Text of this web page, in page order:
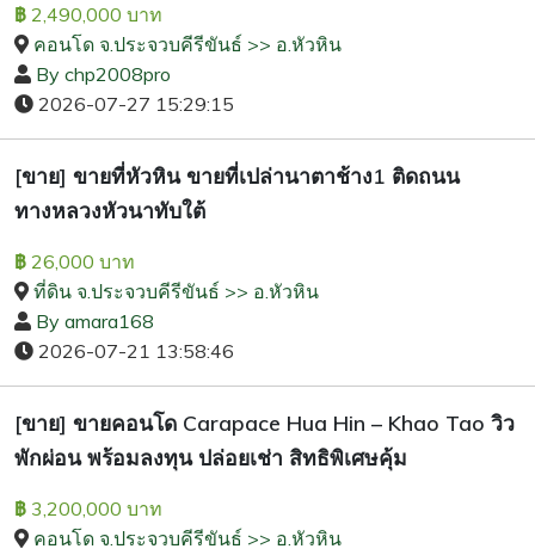
฿ 2,490,000 บาท
คอนโด จ.ประจวบคีรีขันธ์ >> อ.หัวหิน
By chp2008pro
2026-07-27 15:29:15
[ขาย] ขายที่หัวหิน ขายที่เปล่านาตาช้าง1 ติดถนน
ทางหลวงหัวนาทับใต้
฿ 26,000 บาท
ที่ดิน จ.ประจวบคีรีขันธ์ >> อ.หัวหิน
By amara168
2026-07-21 13:58:46
[ขาย] ขายคอนโด Carapace Hua Hin – Khao Tao วิว
พักผ่อน พร้อมลงทุน ปล่อยเช่า สิทธิพิเศษคุ้ม
฿ 3,200,000 บาท
คอนโด จ.ประจวบคีรีขันธ์ >> อ.หัวหิน